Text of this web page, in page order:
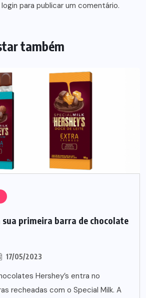
login para publicar um comentário.
também
sua primeira barra de chocolate
17/05/2023
Hershey’s entra no
recheadas com o Special Milk. A